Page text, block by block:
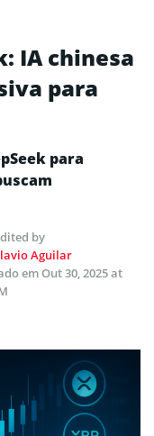
IA chinesa
para
para
by
Aguilar
emOut 30, 2025 at